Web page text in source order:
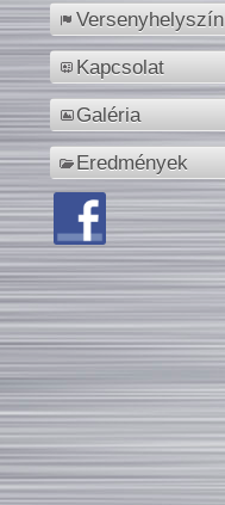
Versenyhelyszín
Kapcsolat
Galéria
Eredmények